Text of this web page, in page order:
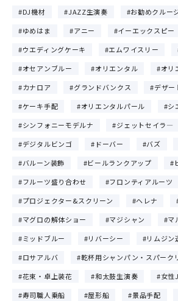
DJ機材 JAZZ生演奏
お勧めクルー
ゆめはま
アニー
イーエックスピー
ウエディングケーキ
エムワイスリー
オセアンブルー
オリエンタル
オリ
カナロア
グランドバンクス
デザー
ケーキ手配
オリエンタルパール
シ
シンフォニーモデルナ
ジェットセイラ―
デジタルビンゴ
ドーバー バズ
バルーン装飾
ビールランクアップ
フルーツ盛り合わせ
フロンティアルーツ
プロジェクター&スクリーン
ヘレナ
マグロの解体ショー
マジシャン
マ
ミッドブルー
リバーシー リムジン
ロサアルバ
乾杯用シャンパン・スパーク
花束・卓上装花
和太鼓生演奏
女性
寿司職人乗船
屋形船 景品手配